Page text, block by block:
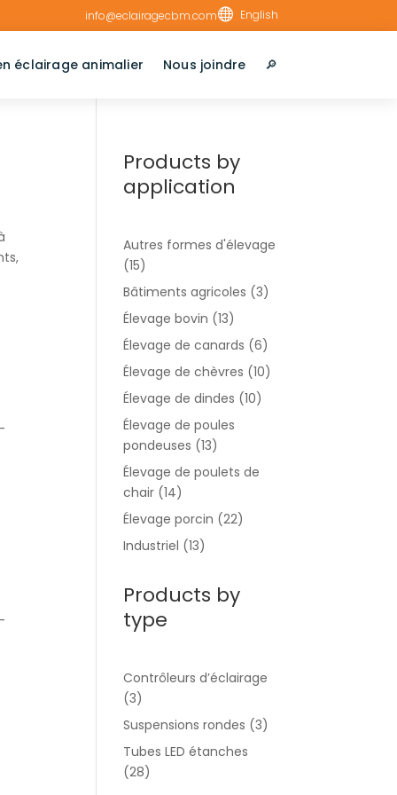
info@eclairagecbm.com English
éclairage animalier Nous joindre 🔎︎
Products by
application
Autres formes d'élevage
(15)
Bâtiments agricoles (3)
Élevage bovin (13)
Élevage de canards (6)
Élevage de chèvres (10)
Élevage de dindes (10)
Élevage de poules
pondeuses (13)
Élevage de poulets de
chair (14)
Élevage porcin (22)
Industriel (13)
Products by
type
Contrôleurs d’éclairage
(3)
Suspensions rondes (3)
Tubes LED étanches
(28)